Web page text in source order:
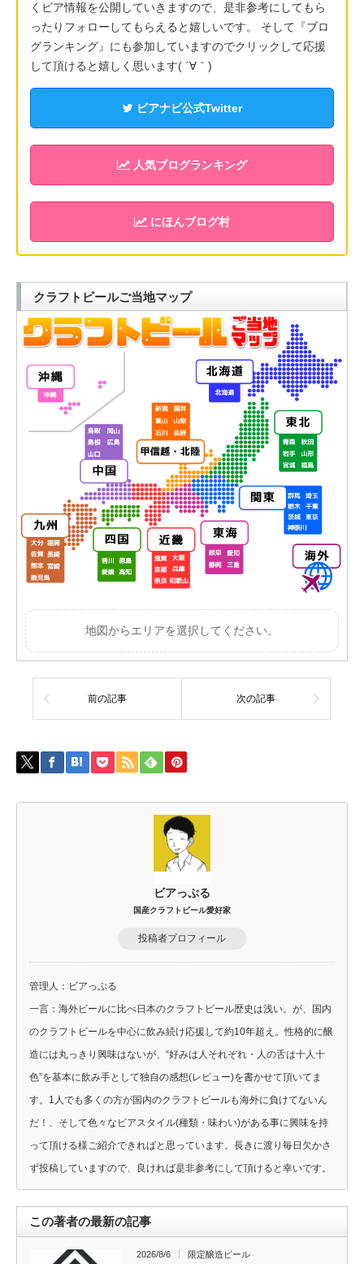
くビア情報を公開していきますので、是非参考にしてもら
ったりフォローしてもらえると嬉しいです。 そして『ブロ
グランキング』にも参加していますのでクリックして応援
して頂けると嬉しく思います( ´∀｀)
ビアナビ公式Twitter
人気ブログランキング
にほんブログ村
クラフトビールご当地マップ
地図からエリアを選択してください。
前の記事 次の記事
ビアっぷる
国産クラフトビール愛好家
投稿者プロフィール
管理人：ビアっぷる
一言：海外ビールに比べ日本のクラフトビール歴史は浅い。が、国内
のクラフトビールを中心に飲み続け応援して約10年超え。性格的に醸
造には丸っきり興味はないが、“好みは人それぞれ・人の舌は十人十
色”を基本に飲み手として独自の感想(レビュー)を書かせて頂いてま
す。1人でも多くの方が国内のクラフトビールも海外に負けてないん
だ！、そして色々なビアスタイル(種類・味わい)がある事に興味を持
って頂ける様ご紹介できればと思っています。長きに渡り毎日欠かさ
ず投稿していますので、良ければ是非参考にして頂けると幸いです。
この著者の最新の記事
2026/8/6 限定醸造ビール